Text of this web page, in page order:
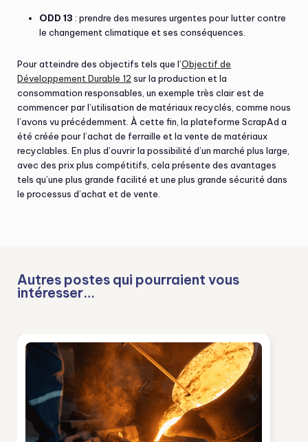
ODD 13 : prendre des mesures urgentes pour lutter contre
le changement climatique et ses conséquences.
Pour atteindre des objectifs tels que l’Objectif de
Développement Durable 12 sur la production et la
consommation responsables, un exemple très clair est de
commencer par l’utilisation de matériaux recyclés, comme nous
l’avons vu précédemment. À cette fin, la plateforme ScrapAd a
été créée pour l’achat de ferraille et la vente de matériaux
recyclables. En plus d’ouvrir la possibilité d’un marché plus large,
avec des prix plus compétitifs, cela présente des avantages
tels qu’une plus grande facilité et une plus grande sécurité dans
le processus d’achat et de vente.
Autres postes qui pourraient vous
intéresser…